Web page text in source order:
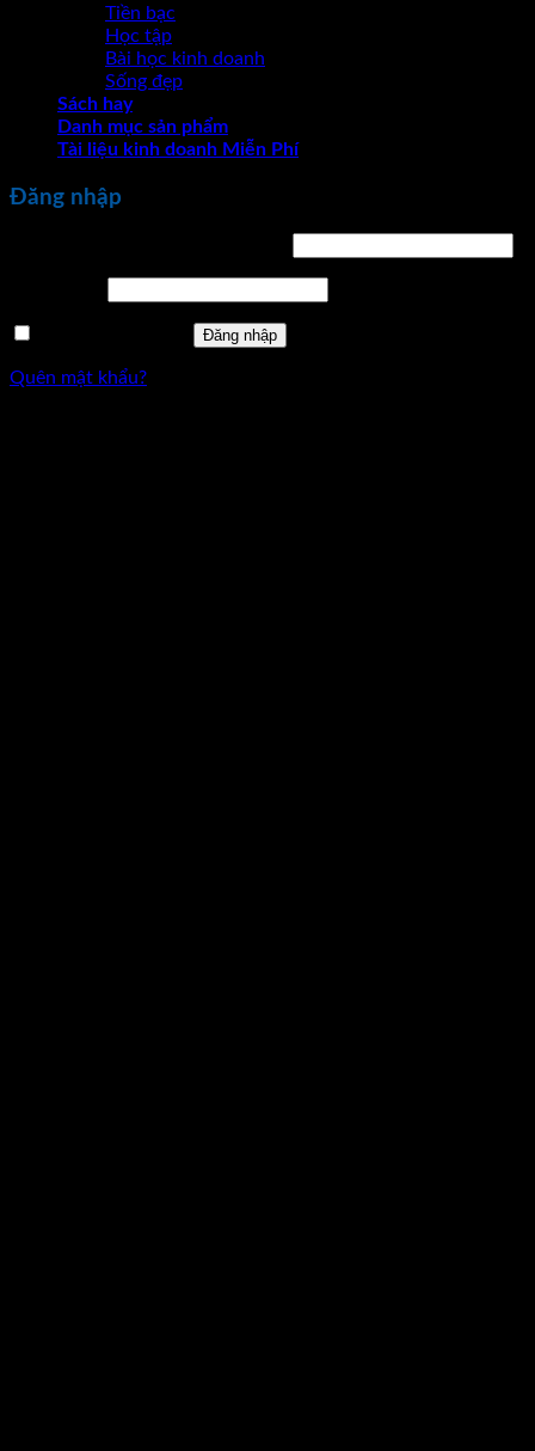
Tiền bạc
Học tập
Bài học kinh doanh
Sống đẹp
Sách hay
Danh mục sản phẩm
Tài liệu kinh doanh Miễn Phí
Đăng nhập
Đăng nhập
Quên mật khẩu?